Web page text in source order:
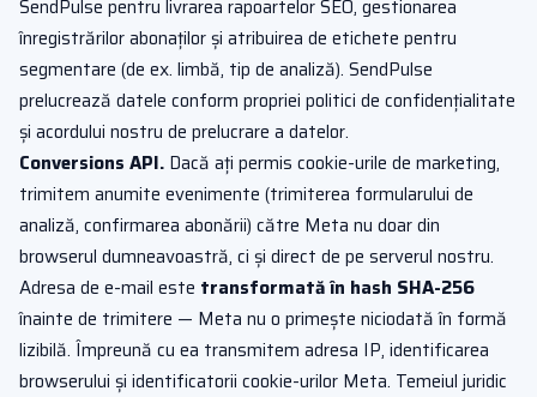
SendPulse pentru livrarea rapoartelor SEO, gestionarea
înregistrărilor abonaților și atribuirea de etichete pentru
segmentare (de ex. limbă, tip de analiză). SendPulse
prelucrează datele conform propriei politici de confidențialitate
și acordului nostru de prelucrare a datelor.
Conversions API. Dacă ați permis cookie-urile de marketing,
trimitem anumite evenimente (trimiterea formularului de
analiză, confirmarea abonării) către Meta nu doar din
browserul dumneavoastră, ci și direct de pe serverul nostru.
Adresa de e-mail este transformată în hash SHA-256
înainte de trimitere — Meta nu o primește niciodată în formă
lizibilă. Împreună cu ea transmitem adresa IP, identificarea
browserului și identificatorii cookie-urilor Meta. Temeiul juridic